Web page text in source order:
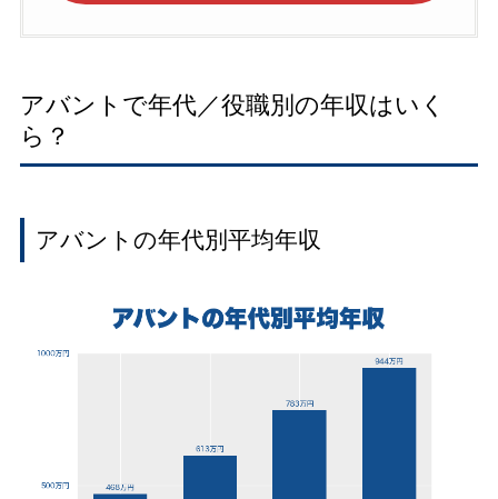
アバントで年代／役職別の年収はいく
ら？
アバントの年代別平均年収